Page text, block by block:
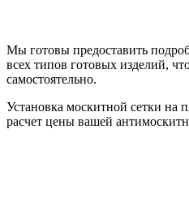
Мы готовы предоставить
всех типов готовых изделий,
самостоятельно.
Установка москитной сетки на
расчет цены вашей